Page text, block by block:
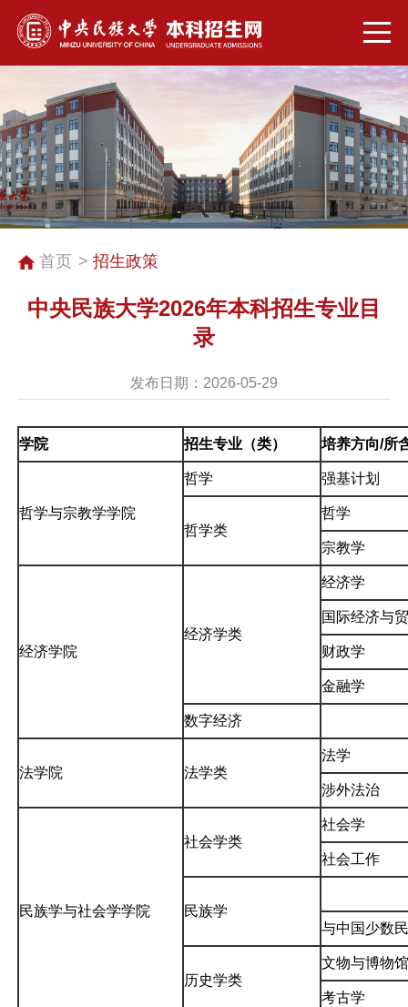
首页 招生政策
中央民族大学2026年本科招生专业目
录
发布日期：2026-05-29
学院 招生专业（类） 培养方向/所
哲学与宗教学学院
哲学 强基计划
哲学类
哲学
宗教学
经济学院
经济学类
经济学
国际经济与
财政学
金融学
数字经济
法学院 法学类
法学
涉外法治
民族学与社会学学院
社会学类
社会学
社会工作
民族学
与中国少数
历史学类
文物与博物
考古学